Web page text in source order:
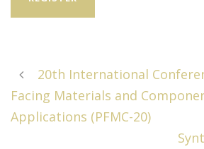
20th International
Facing Materials and
Applications (PFMC-20)